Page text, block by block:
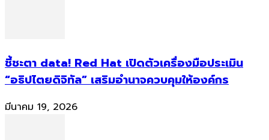
ชี้ชะตา data! Red Hat เปิดตัวเครื่องมือประเมิน
“อธิปไตยดิจิทัล” เสริมอำนาจควบคุมให้องค์กร
มีนาคม 19, 2026